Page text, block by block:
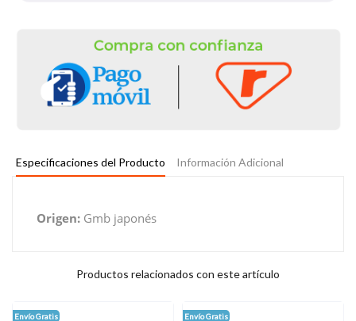
Especificaciones del Producto Información Adicional
Origen: Gmb japonés
Productos relacionados con este artículo
Envío Gratis Envío Gratis